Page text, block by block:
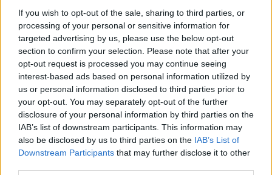
If you wish to opt-out of the sale, sharing to third parties, or
processing of your personal or sensitive information for
targeted advertising by us, please use the below opt-out
section to confirm your selection. Please note that after your
opt-out request is processed you may continue seeing
interest-based ads based on personal information utilized by
us or personal information disclosed to third parties prior to
your opt-out. You may separately opt-out of the further
disclosure of your personal information by third parties on the
IAB’s list of downstream participants. This information may
also be disclosed by us to third parties on the IAB’s List of
Downstream Participants that may further disclose it to other